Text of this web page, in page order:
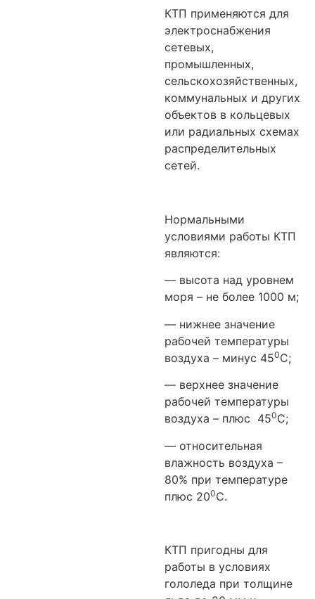
КТП применяются для
электроснабжения
сетевых,
промышленных,
сельскохозяйственных,
коммунальных и других
объектов в кольцевых
или радиальных схемах
распределительных
сетей.
Нормальными
условиями работы КТП
являются:
— высота над уровнем
моря – не более 1000 м;
— нижнее значение
рабочей температуры
воздуха – минус 450С;
— верхнее значение
рабочей температуры
воздуха – плюс 450С;
— относительная
влажность воздуха –
80% при температуре
плюс 200С.
КТП пригодны для
работы в условиях
гололеда при толщине